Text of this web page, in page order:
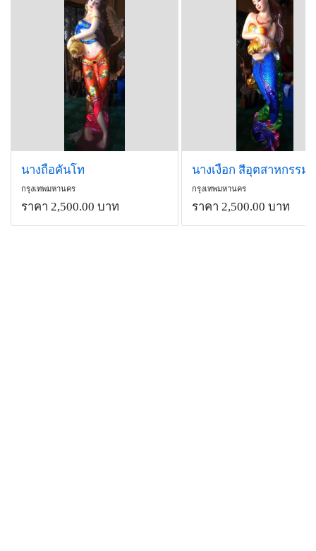
นางถือคันโท
กรุงเทพมหานคร
ราคา 2,500.00 บาท
นางเงือก สีอุตสาหกรรม
กรุงเทพมหานคร
ราคา 2,500.00 บาท